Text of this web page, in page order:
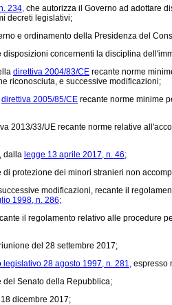
234, che autorizza il Governo ad adottare
decreti legislativi;
e ordinamento della Presidenza del
disposizioni concernenti la disciplina
direttiva 2004/83/CE recante norme
riconosciuta, e successive modificazioni;
direttiva 2005/85/CE recante norme minime
2013/33/UE recante norme relative
dalla legge 13 aprile 2017, n. 46;
protezione dei minori stranieri non
modificazioni, recante il
1998, n. 286;
il regolamento relativo alle procedure
del 28 settembre 2017;
legislativo 28 agosto 1997, n. 281, espresso
Senato della Repubblica;
dicembre 2017;